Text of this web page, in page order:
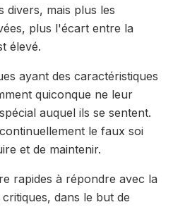
divers, mais plus les
plus l'écart entre la
élevé.
ayant des caractéristiques
quiconque ne leur
auquel ils se sentent.
le faux soi
et de maintenir.
rapides à répondre avec la
dans le but de